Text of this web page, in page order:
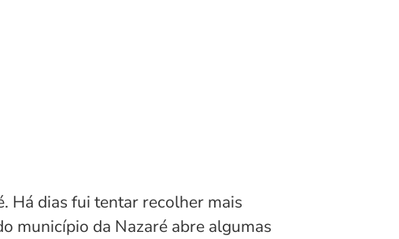
Há dias fui tentar recolher mais
município da Nazaré abre algumas